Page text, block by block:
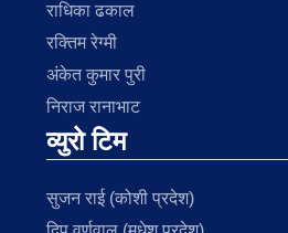
राधिका ढकाल
रक्तिम रेग्मी
अंकेत कुमार पुरी
निराज रानाभाट
व्युरो टिम
सुजन राई (कोशी प्रदेश)